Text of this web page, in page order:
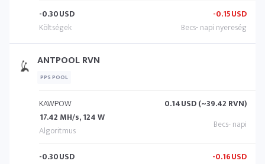
-0.30USD -0.15USD
ANTPOOL RVN
PPS POOL
KAWPOW
17.42 MH/s, 124 W
0.14USD (~39.42 RVN)
-0.30USD -0.16USD